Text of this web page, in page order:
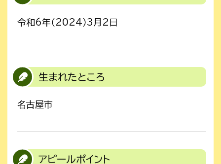
令和6年（2024）3月2日
生まれたところ
名古屋市
アピールポイント